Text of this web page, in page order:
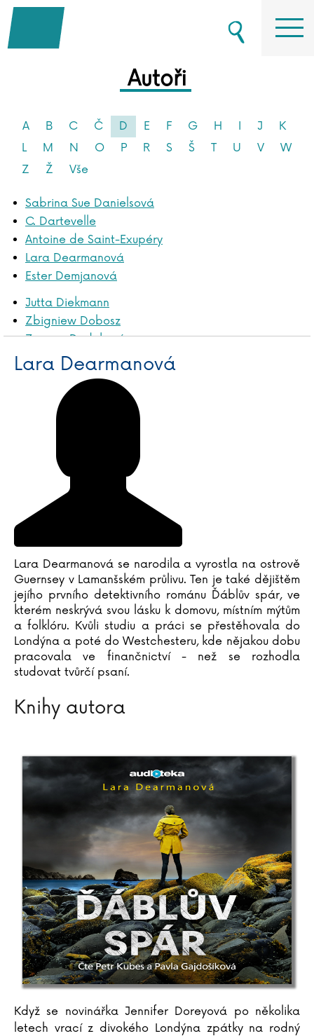
Autoři
A B C Č D E F G H I J
K
L
M N O P R S Š T U V
W
Z
Ž Vše
Sabrina Sue Danielsová
C. Dartevelle
Antoine de Saint-Exupéry
Lara Dearmanová
Ester Demjanová
Jutta Diekmann
Zbigniew Dobosz
Zuzana Dodoková
Sonja Donnenwirth
Hans-Günther Döring
Zuzana Dostálová
Silja du Mont
Adolf Dudek
Radovan Dunaj
Ana Duša
Jiří Dvořák
Emilia Dziubaková
Lara Dearmanová
Lara Dearmanová se narodila a vyrostla na ostrově
Guernsey v Lamanšském průlivu. Ten je také dějištěm
jejího prvního detektivního románu Ďáblův spár, ve
kterém neskrývá svou lásku k domovu, místním mýtům
a folklóru. Kvůli studiu a práci se přestěhovala do
Londýna a poté do Westchesteru, kde nějakou dobu
pracovala ve finančnictví - než se rozhodla
studovat tvůrčí psaní.
Knihy autora
Když se novinářka Jennifer Doreyová po několika
letech vrací z divokého Londýna zpátky na rodný